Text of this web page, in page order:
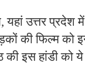
यहां उत्तर प्रदेश
की फिल्म को
इस हांडी को ये